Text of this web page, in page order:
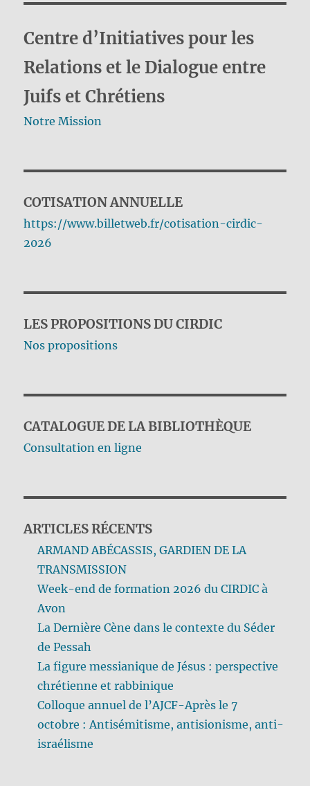
Centre d’Initiatives pour les
Relations et le Dialogue entre
Juifs et Chrétiens
Notre Mission
COTISATION ANNUELLE
https://www.billetweb.fr/cotisation-cirdic-
2026
LES PROPOSITIONS DU CIRDIC
Nos propositions
CATALOGUE DE LA BIBLIOTHÈQUE
Consultation en ligne
ARTICLES RÉCENTS
ARMAND ABÉCASSIS, GARDIEN DE LA
TRANSMISSION
Week-end de formation 2026 du CIRDIC à
Avon
La Dernière Cène dans le contexte du Séder
de Pessah
La figure messianique de Jésus : perspective
chrétienne et rabbinique
Colloque annuel de l’AJCF-Après le 7
octobre : Antisémitisme, antisionisme, anti-
israélisme